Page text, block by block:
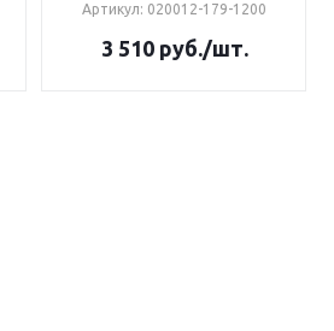
Артикул: 020012-179-1200
3 510руб./шт.